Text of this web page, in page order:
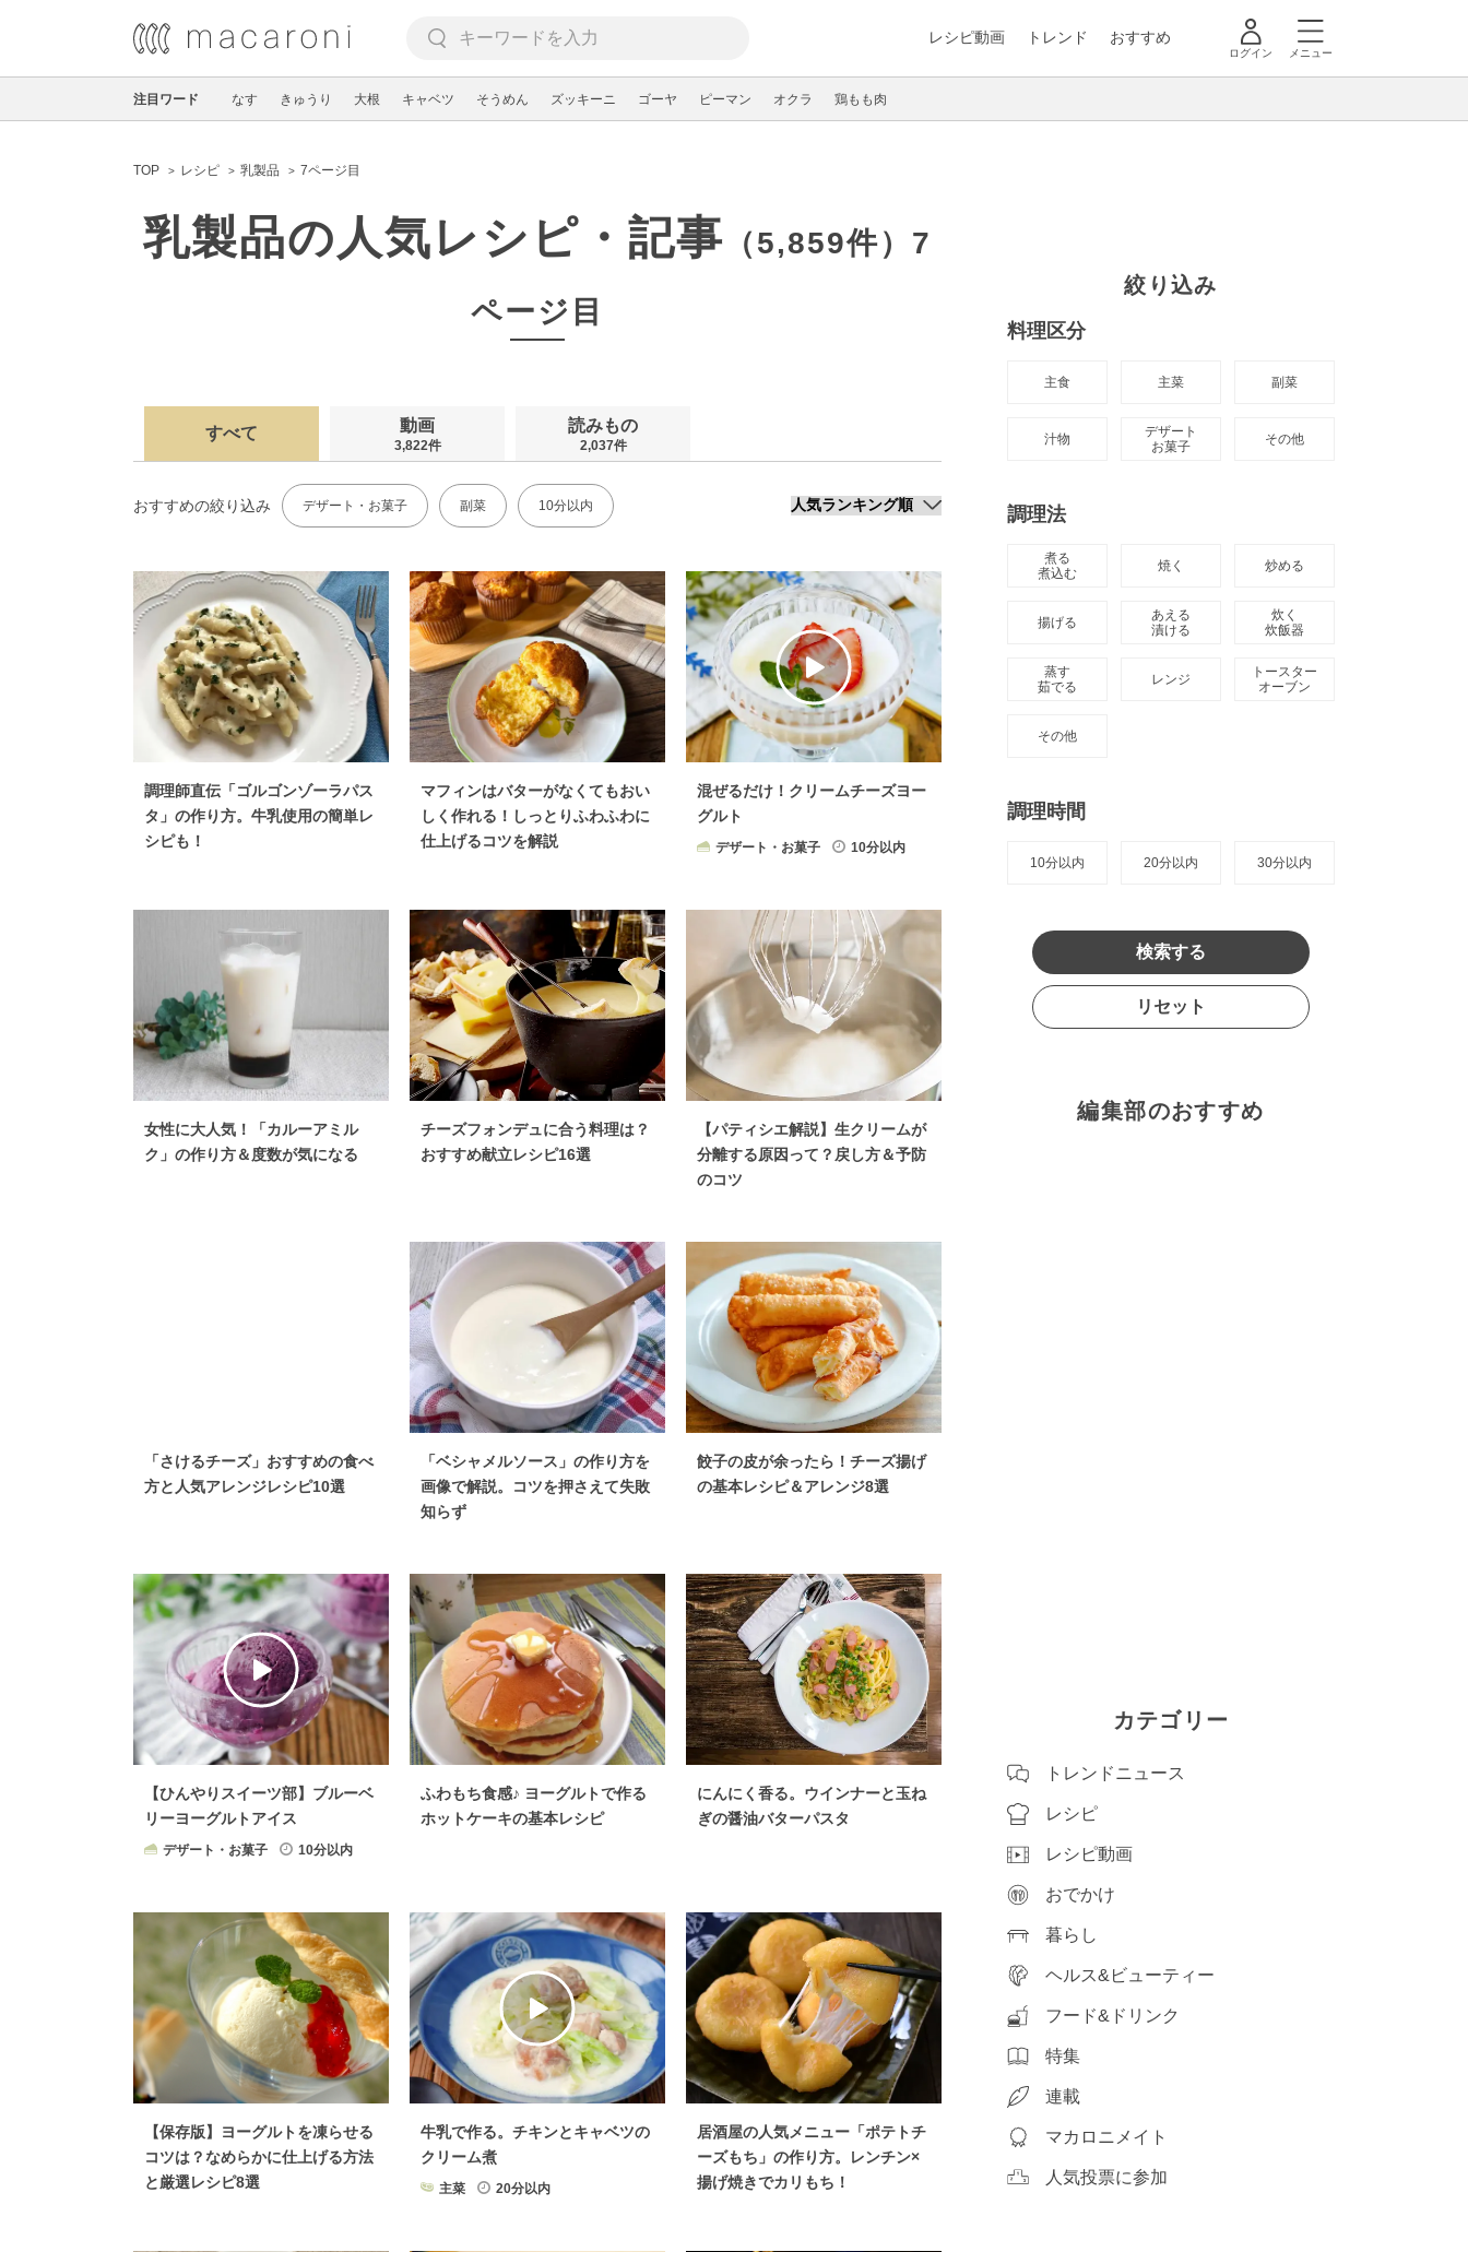
レシピ動画 トレンド おすすめ
ログイン メニュー
注目ワード なす きゅうり 大根 キャベツ そうめん ズッキーニ ゴーヤ ピーマン オクラ 鶏もも肉
TOP レシピ 乳製品 7ページ目
乳製品の人気レシピ・記事 （5,859件）7
ページ目
すべて 動画
3,822件
読みもの
2,037件
おすすめの絞り込み デザート・お菓子 副菜 10分以内
調理師直伝「ゴルゴンゾーラパス
タ」の作り方。牛乳使用の簡単レ
シピも！
マフィンはバターがなくてもおい
しく作れる！しっとりふわふわに
仕上げるコツを解説
混ぜるだけ！クリームチーズヨー
グルト
デザート・お菓子 10分以内
女性に大人気！「カルーアミル
ク」の作り方＆度数が気になる
チーズフォンデュに合う料理は？
おすすめ献立レシピ16選
【パティシエ解説】生クリームが
分離する原因って？戻し方＆予防
のコツ
「さけるチーズ」おすすめの食べ
方と人気アレンジレシピ10選
「ベシャメルソース」の作り方を
画像で解説。コツを押さえて失敗
知らず
餃子の皮が余ったら！チーズ揚げ
の基本レシピ＆アレンジ8選
【ひんやりスイーツ部】ブルーベ
リーヨーグルトアイス
デザート・お菓子 10分以内
ふわもち食感♪ ヨーグルトで作る
ホットケーキの基本レシピ
にんにく香る。ウインナーと玉ね
ぎの醤油バターパスタ
【保存版】ヨーグルトを凍らせる
コツは？なめらかに仕上げる方法
と厳選レシピ8選
牛乳で作る。チキンとキャベツの
クリーム煮
主菜 20分以内
居酒屋の人気メニュー「ポテトチ
ーズもち」の作り方。レンチン×
揚げ焼きでカリもち！
絞り込み
料理区分
主食 主菜 副菜
汁物
デザート
お菓子
その他
調理法
煮る
煮込む
焼く 炒める
揚げる
あえる
漬ける
炊く
炊飯器
蒸す
茹でる
レンジ
トースター
オーブン
その他
調理時間
10分以内 20分以内 30分以内
検索する
リセット
編集部のおすすめ
カテゴリー
トレンドニュース
レシピ
レシピ動画
おでかけ
暮らし
ヘルス&ビューティー
フード&ドリンク
特集
連載
マカロニメイト
人気投票に参加